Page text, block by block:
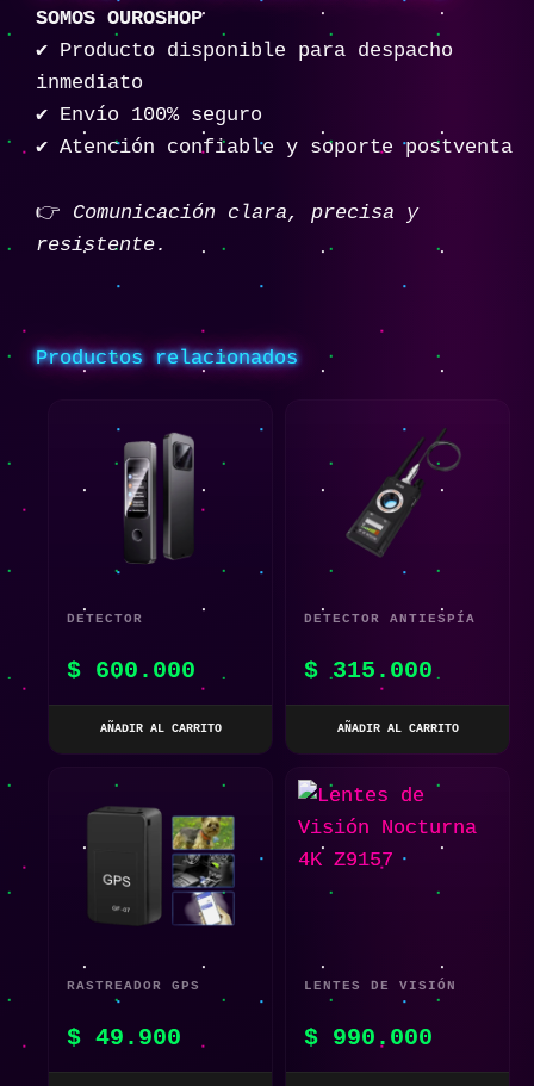
SOMOS OUROSHOP
✔ Producto disponible para despacho
inmediato
✔ Envío 100% seguro
✔ Atención confiable y soporte postventa
👉 Comunicación clara, precisa y
resistente.
Productos relacionados
DETECTOR
PANTALLA TÁCTIL
$ 600.000
AÑADIR AL CARRITO
DETECTOR ANTIESPÍA
$ 315.000
AÑADIR AL CARRITO
RASTREADOR GPS
COCHE O MASCOTA:
$ 49.900
LENTES DE VISIÓN
$ 990.000